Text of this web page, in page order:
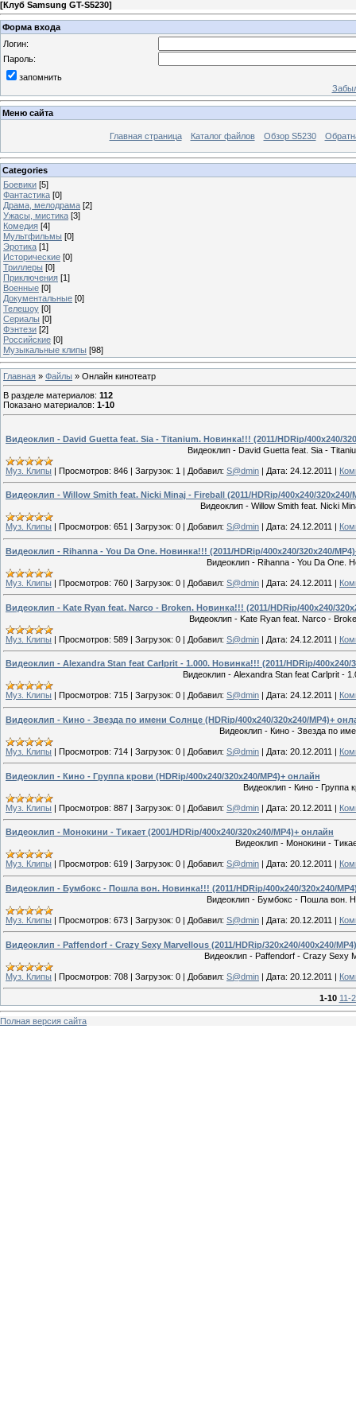
[Клуб Samsung GT-S5230]
Форма входа
Логин:
Пароль:
запомнить
Меню сайта
Главная страница Каталог файлов Обзор S5230
Categories
Боевики [5]
Фантастика [0]
Драма, мелодрама [2]
Ужасы, мистика [3]
Комедия [4]
Мультфильмы [0]
Эротика [1]
Исторические [0]
Триллеры [0]
Приключения [1]
Военные [0]
Документальные [0]
Телешоу [0]
Сериалы [0]
Фэнтези [2]
Российские [0]
Музыкальные клипы [98]
Главная » Файлы » Онлайн кинотеатр
В разделе материалов: 112
Показано материалов: 1-10
Видеоклип - David Guetta feat. Sia - Titanium. Новинка!!! (2011/HDRip/400x240/
Видеоклип - David Guetta feat. Sia -
Муз. Клипы | Просмотров: 846 | Загрузок: 1 | Добавил: S@dmin | Дата: 24.12.2011 |
Видеоклип - Willow Smith feat. Nicki Minaj - Fireball (2011/HDRip/400x240/320x240/
Видеоклип - Willow Smith feat. Nicki
Муз. Клипы Просмотров: 651 Загрузок: 0 Добавил: S@dmin Дата: 24.12.2011
Видеоклип - Rihanna - You Da One. Новинка!!! (2011/HDRip/400x240/320x240/
Видеоклип - Rihanna - You Da One.
Муз. Клипы | Просмотров: 760 | Загрузок: 0 | Добавил: S@dmin | Дата: 24.12.2011 |
Видеоклип - Kate Ryan feat. Narco - Broken. Новинка!!! (2011/HDRip/400x240/
Видеоклип - Kate Ryan feat. Narco -
Муз. Клипы | Просмотров: 589 | Загрузок: 0 | Добавил: S@dmin | Дата: 24.12.2011 |
Видеоклип - Alexandra Stan feat Carlprit - 1.000. Новинка!!! (2011/HDRip/400x240/
Видеоклип - Alexandra Stan feat Carlprit -
Муз. Клипы Просмотров: 715 Загрузок: 0 Добавил: S@dmin Дата: 24.12.2011
Видеоклип - Кино - Звезда по имени Солнце (HDRip/400x240/320x240/MP4)+
Видеоклип - Кино - Звезда по
Муз. Клипы | Просмотров: 714 | Загрузок: 0 | Добавил: S@dmin | Дата: 20.12.2011 |
Видеоклип - Кино - Группа крови (HDRip/400x240/320x240/MP4)+ онлайн
Видеоклип - Кино - Группа
Муз. Клипы | Просмотров: 887 | Загрузок: 0 | Добавил: S@dmin | Дата: 20.12.2011 |
Видеоклип - Монокини - Тикает (2001/HDRip/400x240/320x240/MP4)+ онлайн
Видеоклип - Монокини -
Муз. Клипы Просмотров: 619 Загрузок: 0 Добавил: S@dmin Дата: 20.12.2011
Видеоклип - Бумбокс - Пошла вон. Новинка!!! (2011/HDRip/400x240/320x240/
Видеоклип - Бумбокс - Пошла вон.
Муз. Клипы | Просмотров: 673 | Загрузок: 0 | Добавил: S@dmin | Дата: 20.12.2011 |
Видеоклип - Paffendorf - Crazy Sexy Marvellous (2011/HDRip/320x240/400x240/
Видеоклип - Paffendorf - Crazy Sexy
Муз. Клипы | Просмотров: 708 | Загрузок: 0 | Добавил: S@dmin | Дата: 20.12.2011 |
1-10 11-
Полная версия сайта